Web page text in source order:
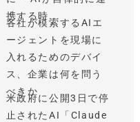
携する時...
各社が模索するAIエ
ージェントを現場に
入れるためのデバイ
ス、企業は何を問う
べきか
米政府に公開3日で停
止されたAI「Claude